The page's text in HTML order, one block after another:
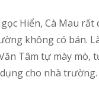
Hiển, Cà Mau rất
không có bán.
Tâm tự mày mò,
cho nhà trường.